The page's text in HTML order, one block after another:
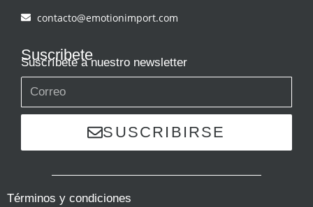
contacto@emotionimport.com
Suscribete
Suscríbete a nuestro newsletter
SUSCRIBIRSE
Términos y condiciones